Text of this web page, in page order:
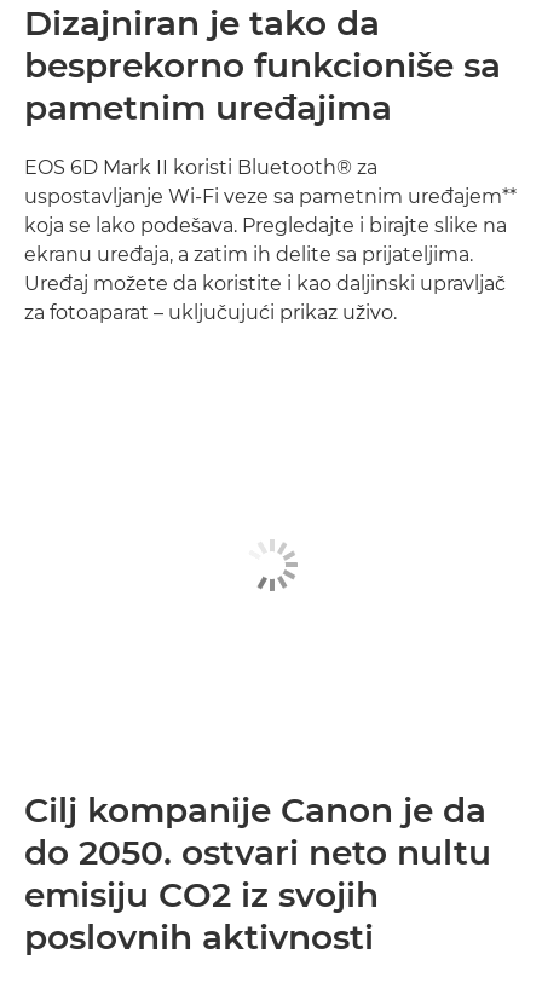
Dizajniran je tako da
besprekorno funkcioniše sa
pametnim uređajima
EOS 6D Mark II koristi Bluetooth® za
uspostavljanje Wi-Fi veze sa pametnim uređajem**
koja se lako podešava. Pregledajte i birajte slike na
ekranu uređaja, a zatim ih delite sa prijateljima.
Uređaj možete da koristite i kao daljinski upravljač
za fotoaparat – uključujući prikaz uživo.
Cilj kompanije Canon je da
do 2050. ostvari neto nultu
emisiju CO2 iz svojih
poslovnih aktivnosti